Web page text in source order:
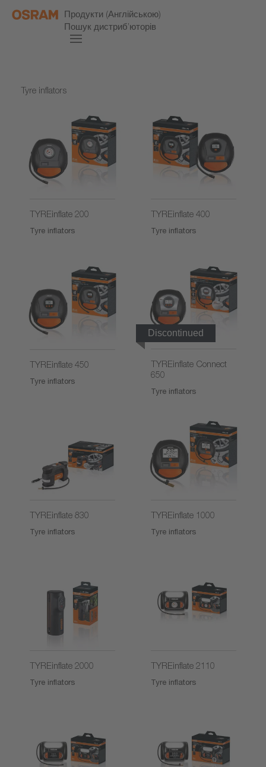
Продукти (Англійською)
Пошук дистриб’юторів
Tyre inflators
TYREinflate 200
Tyre inflators
TYREinflate 400
Tyre inflators
TYREinflate 450
Tyre inflators
Discontinued
TYREinflate Connect
650
Tyre inflators
TYREinflate 830
Tyre inflators
TYREinflate 1000
Tyre inflators
TYREinflate 2000
Tyre inflators
TYREinflate 2110
Tyre inflators